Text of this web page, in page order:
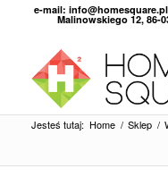
e-mail:
Malinowskiego 12, 86-
Jesteś tutaj: Home / Sklep /